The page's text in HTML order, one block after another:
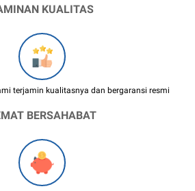
KUALITAS
terjamin kualitasnya dan bergaransi resmi
BERSAHABAT